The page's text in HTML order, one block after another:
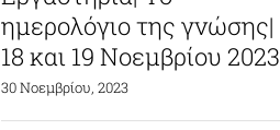
ημερολόγιο της γνώσης|
18 και 19 Νοεμβρίου 2023
30 Νοεμβρίου, 2023